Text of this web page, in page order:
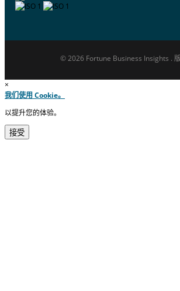
© 2026 Fortune Business Insights .
×
我们使用 Cookie。
以提升您的体验。
接受